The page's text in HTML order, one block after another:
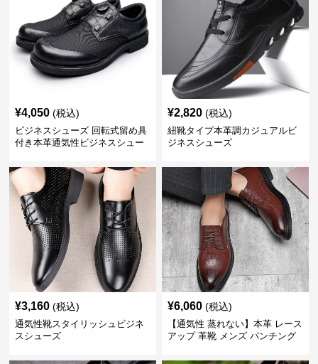
¥4,050 (税込)
ビジネスシューズ 回転式留め具
付き本革通気性ビジネスシュー
¥2,820 (税込)
紐靴タイプ本革調カジュアルビ
ジネスシューズ
¥3,160 (税込)
通気性靴スタイリッシュビジネ
スシューズ
¥6,060 (税込)
【通気性 蒸れない】本革 レース
アップ 革靴 メンズ パンチング
い 営業